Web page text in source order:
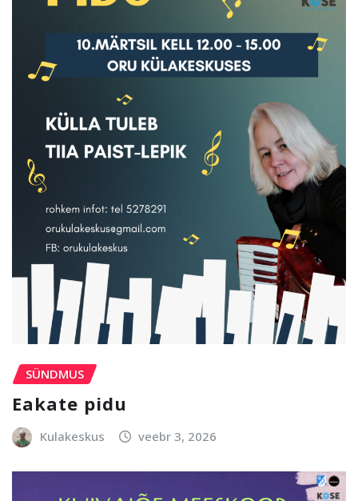
SÜNDMUS
Eakate pidu
Kulakeskus veebr 3, 2026